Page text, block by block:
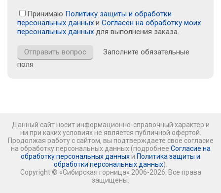
Принимаю Политику защиты и обработки
персональных данных и Согласен на обработку моих
персональных данных для выполнения заказа.
Заполните обязательные
поля
Данный сайт носит информационно-справочный характер и
ни при каких условиях не является публичной офертой.
Продолжая работу с сайтом, вы подтверждаете своё согласие
на обработку персональных данных (подробнее Согласие на
обработку персональных данных и Политика защиты и
обработки персональных данных).
Copyright © «Сибирская горница» 2006-2026. Все права
защищены.